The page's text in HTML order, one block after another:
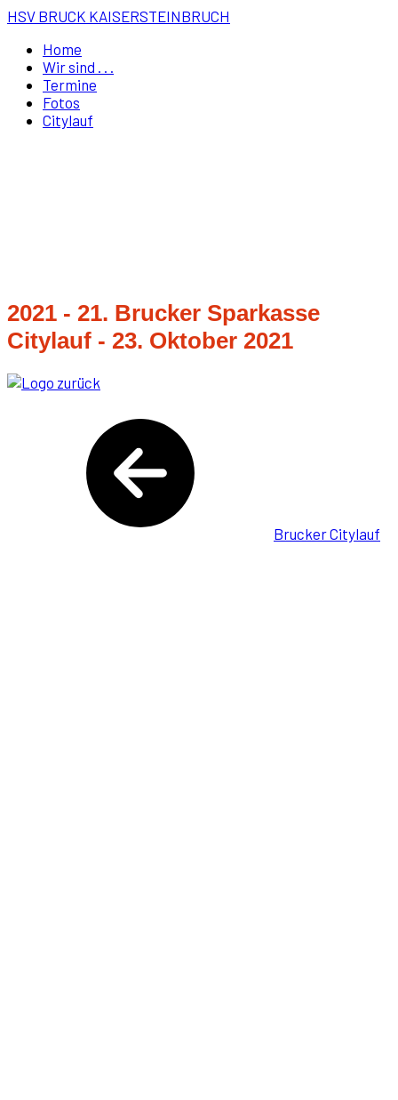
HSV BRUCK KAISERSTEINBRUCH
Home
Wir sind . . .
Termine
Fotos
Citylauf
2021 - 21. Brucker Sparkasse
Citylauf - 23. Oktober 2021
Brucker Citylauf